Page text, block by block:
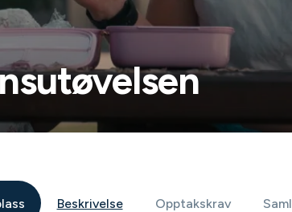
Beskrivelse Opptakskrav